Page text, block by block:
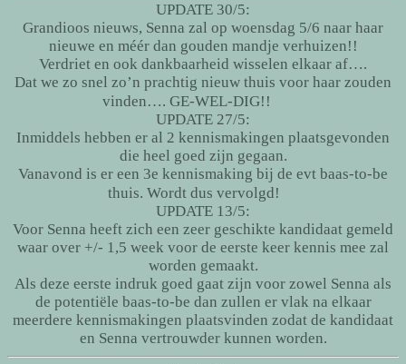
UPDATE 30/5:
Grandioos nieuws, Senna zal op woensdag 5/6 naar haar
nieuwe en méér dan gouden mandje verhuizen!!
Verdriet en ook dankbaarheid wisselen elkaar af….
Dat we zo snel zo’n prachtig nieuw thuis voor haar zouden
vinden…. GE-WEL-DIG!!
UPDATE 27/5:
Inmiddels hebben er al 2 kennismakingen plaatsgevonden
die heel goed zijn gegaan.
Vanavond is er een 3e kennismaking bij de evt baas-to-be
thuis. Wordt dus vervolgd!
UPDATE 13/5:
Voor Senna heeft zich een zeer geschikte kandidaat gemeld
waar over +/- 1,5 week voor de eerste keer kennis mee zal
worden gemaakt.
Als deze eerste indruk goed gaat zijn voor zowel Senna als
de potentiële baas-to-be dan zullen er vlak na elkaar
meerdere kennismakingen plaatsvinden zodat de kandidaat
en Senna vertrouwder kunnen worden.